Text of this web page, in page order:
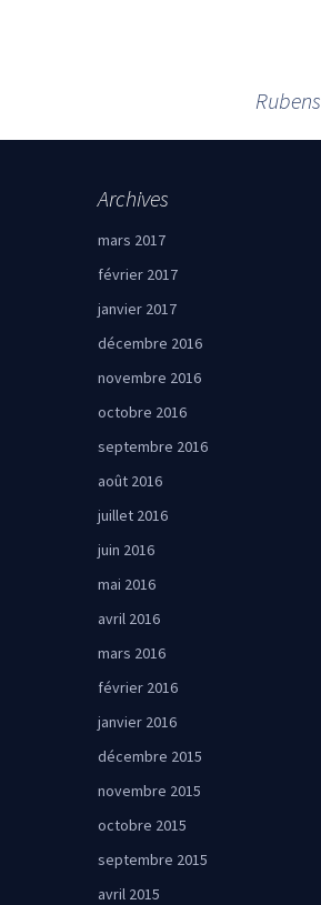
Rubens
Archives
mars 2017
février 2017
janvier 2017
décembre 2016
novembre 2016
octobre 2016
septembre 2016
août 2016
juillet 2016
juin 2016
mai 2016
avril 2016
mars 2016
février 2016
janvier 2016
décembre 2015
novembre 2015
octobre 2015
septembre 2015
avril 2015